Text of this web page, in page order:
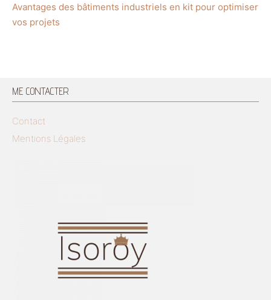
Avantages des bâtiments industriels en kit pour optimiser
vos projets
ME CONTACTER
Contact
Mentions Légales